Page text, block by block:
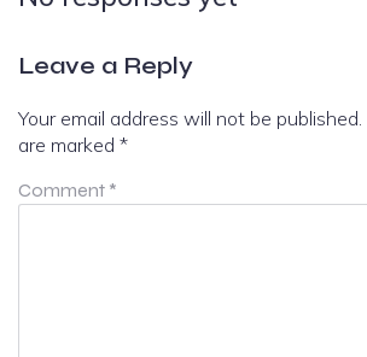
Leave a Reply
Your email address will not be published.
are marked *
Comment *